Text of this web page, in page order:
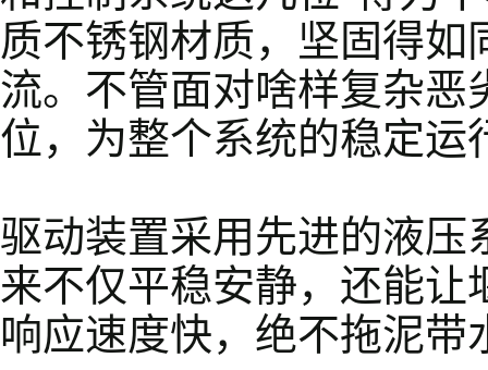
质不锈钢材质，坚固得
流。不管面对啥样复杂
位，为整个系统的稳定
驱动装置采用先进的液
来不仅平稳安静，还能
响应速度快，绝不拖泥